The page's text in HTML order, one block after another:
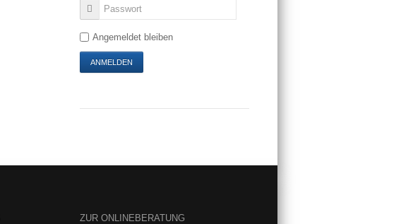
Angemeldet bleiben
ZUR ONLINEBERATUNG